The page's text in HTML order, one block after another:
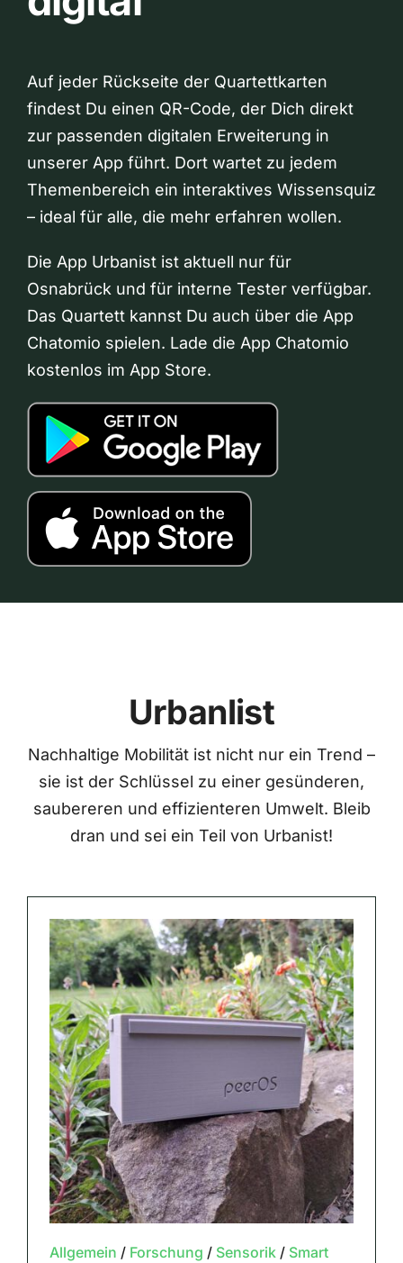
Auf jeder Rückseite der Quartettkarten
findest Du einen QR-Code, der Dich direkt
zur passenden digitalen Erweiterung in
unserer App führt. Dort wartet zu jedem
Themenbereich ein interaktives Wissensquiz
– ideal für alle, die mehr erfahren wollen.
Die App Urbanist ist aktuell nur für
Osnabrück und für interne Tester verfügbar.
Das Quartett kannst Du auch über die App
Chatomio spielen. Lade die App Chatomio
kostenlos im App Store.
Urbanlist
Nachhaltige Mobilität ist nicht nur ein Trend –
sie ist der Schlüssel zu einer gesünderen,
saubereren und effizienteren Umwelt. Bleib
dran und sei ein Teil von Urbanist!
Allgemein / Forschung / Sensorik/ Smart